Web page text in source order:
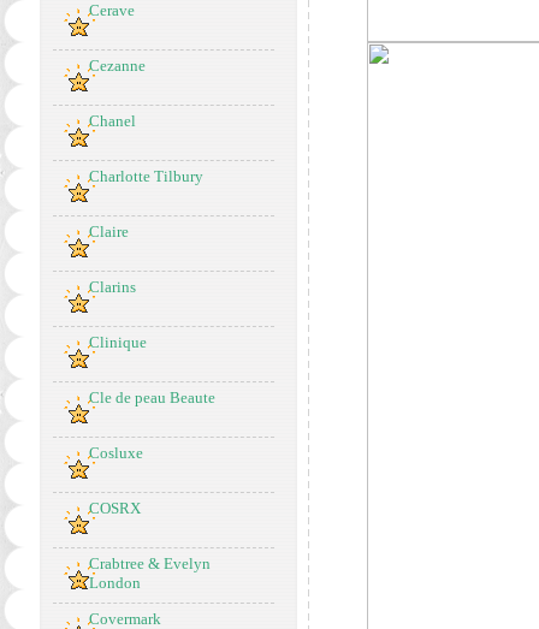
Cerave
Cezanne
Chanel
Charlotte Tilbury
Claire
Clarins
Clinique
Cle de peau Beaute
Cosluxe
COSRX
Crabtree & Evelyn
London
Covermark